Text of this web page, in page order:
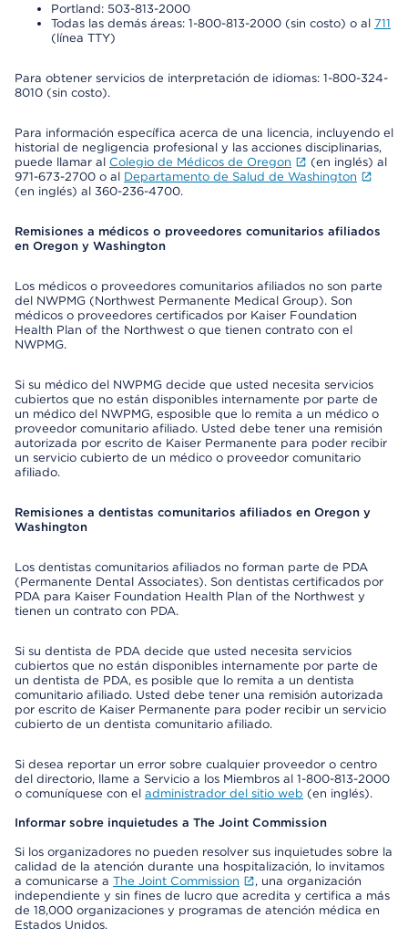
Portland: 503-813-2000
Todas las demás áreas: 1-800-813-2000 (sin costo) o al 711
(línea TTY)
Para obtener servicios de interpretación de idiomas: 1-800-324-
8010 (sin costo).
Para información específica acerca de una licencia, incluyendo el
historial de negligencia profesional y las acciones disciplinarias,
puede llamar al Colegio de Médicos de Oregon
(en inglés) al
971-673-2700 o al Departamento de Salud de Washington
(en inglés) al 360-236-4700.
Remisiones a médicos o proveedores comunitarios afiliados
en Oregon y Washington
Los médicos o proveedores comunitarios afiliados no son parte
del NWPMG (Northwest Permanente Medical Group). Son
médicos o proveedores certificados por Kaiser Foundation
Health Plan of the Northwest o que tienen contrato con el
NWPMG.
Si su médico del NWPMG decide que usted necesita servicios
cubiertos que no están disponibles internamente por parte de
un médico del NWPMG, esposible que lo remita a un médico o
proveedor comunitario afiliado. Usted debe tener una remisión
autorizada por escrito de Kaiser Permanente para poder recibir
un servicio cubierto de un médico o proveedor comunitario
afiliado.
Remisiones a dentistas comunitarios afiliados en Oregon y
Washington
Los dentistas comunitarios afiliados no forman parte de PDA
(Permanente Dental Associates). Son dentistas certificados por
PDA para Kaiser Foundation Health Plan of the Northwest y
tienen un contrato con PDA.
Si su dentista de PDA decide que usted necesita servicios
cubiertos que no están disponibles internamente por parte de
un dentista de PDA, es posible que lo remita a un dentista
comunitario afiliado. Usted debe tener una remisión autorizada
por escrito de Kaiser Permanente para poder recibir un servicio
cubierto de un dentista comunitario afiliado.
Si desea reportar un error sobre cualquier proveedor o centro
del directorio, llame a Servicio a los Miembros al 1-800-813-2000
o comuníquese con el administrador del sitio web (en inglés).
Informar sobre inquietudes a The Joint Commission
Si los organizadores no pueden resolver sus inquietudes sobre la
calidad de la atención durante una hospitalización, lo invitamos
a comunicarse a The Joint Commission
, una organización
independiente y sin fines de lucro que acredita y certifica a más
de 18,000 organizaciones y programas de atención médica en
Estados Unidos.